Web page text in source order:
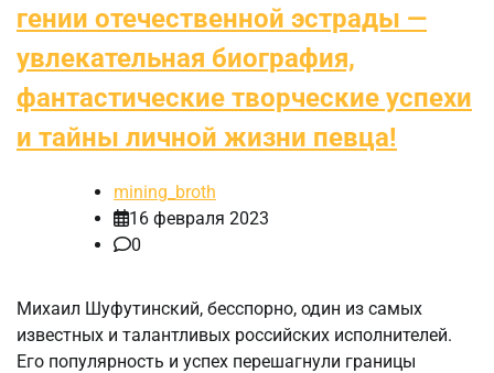
гении отечественной эстрады —
увлекательная биография,
фантастические творческие успехи
и тайны личной жизни певца!
mining_broth
16 февраля 2023
0
Михаил Шуфутинский, бесспорно, один из самых
известных и талантливых российских исполнителей.
Его популярность и успех перешагнули границы